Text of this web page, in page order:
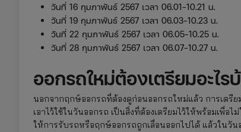
วันที่ 16 กุมภาพันธ์ 2567 เวลา 06.01-10.21 น.
วันที่ 19 กุมภาพันธ์ 2567 เวลา 06.03-10.23 น.
วันที่ 22 กุมภาพันธ์ 2567 เวลา 06.05-10.25 น.
วันที่ 28 กุมภาพันธ์ 2567 เวลา 06.07-10.27 น.
ออกรถใหม่ต้องเตรียมอะไร
นอกจากฤกษ์ออกรถที่ต้องดูก่อนออกรถใหม่แล้ว การเตรี
เอาไว้ใช้ในวันออกรถ เป็นสิ่งที่ต้องเตรียมไว้ให้พร้อมเ
ให้การรับรถหรือฤกษ์ออกรถถูกเลื่อนออกไปได้ แล้วในวัน